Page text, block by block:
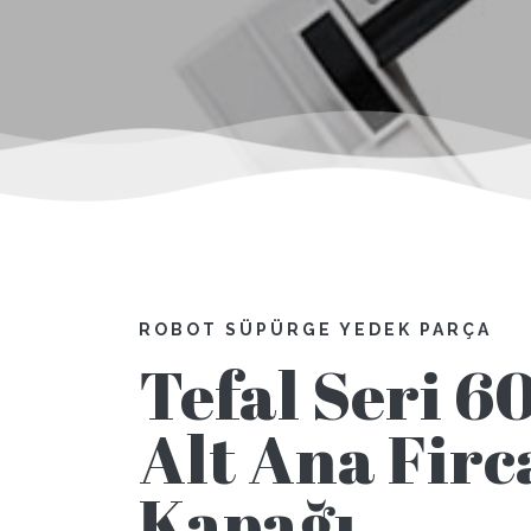
ROBOT SÜPÜRGE YEDEK PARÇA
Tefal Seri
Alt Ana